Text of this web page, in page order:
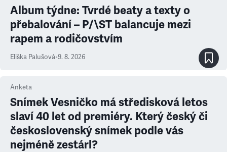
Album týdne: Tvrdé beaty a texty o
přebalování – P/\ST balancuje mezi
rapem a rodičovstvím
Eliška Palušová•9. 8. 2026
Anketa
Snímek Vesničko má středisková letos
slaví 40 let od premiéry. Který český či
československý snímek podle vás
nejméně zestárl?